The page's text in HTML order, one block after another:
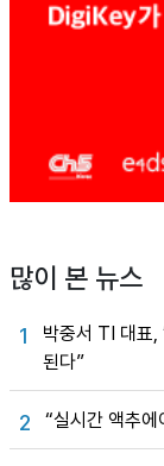
많이 본 뉴스
1
박중서 TI 대표,
된다”
2 “실시간 액추에